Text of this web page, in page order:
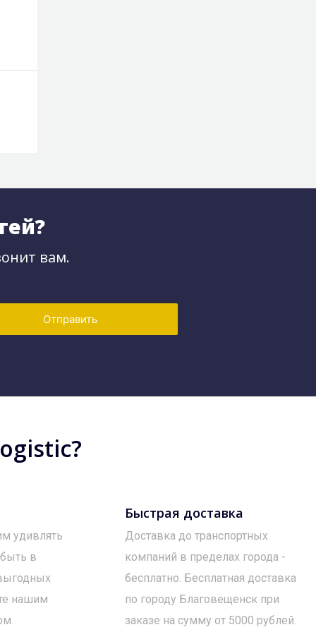
вам.
Отправить
удивлять
в
нашим
Быстрая доставка
Доставка до транспортных
компаний в пределах города -
бесплатно. Бесплатная доставка
по городу Благовещенск при
заказе на сумму от 5000 рублей.